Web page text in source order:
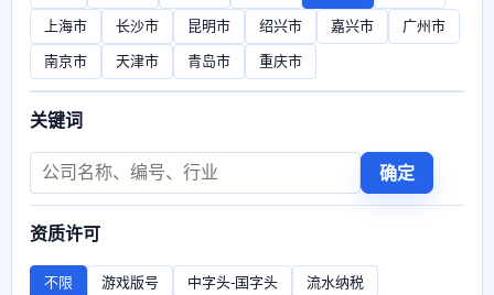
上海市 长沙市 昆明市 绍兴市 嘉兴市 广州市
南京市 天津市 青岛市 重庆市
关键词
确定
资质许可
不限 游戏版号 中字头-国字头 流水纳税